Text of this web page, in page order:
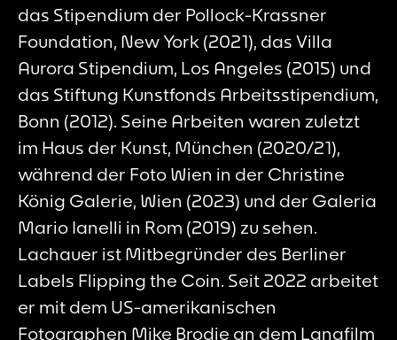
das Stipendium der Pollock-Krassner
Foundation, New York (2021), das Villa
Aurora Stipendium, Los Angeles (2015) und
das Stiftung Kunstfonds Arbeitsstipendium,
Bonn (2012). Seine Arbeiten waren zuletzt
im Haus der Kunst, München (2020/21),
während der Foto Wien in der Christine
König Galerie, Wien (2023) und der Galeria
Mario Ianelli in Rom (2019) zu sehen.
Lachauer ist Mitbegründer des Berliner
Labels Flipping the Coin. Seit 2022 arbeitet
er mit dem US-amerikanischen
Fotographen Mike Brodie an dem Langfilm